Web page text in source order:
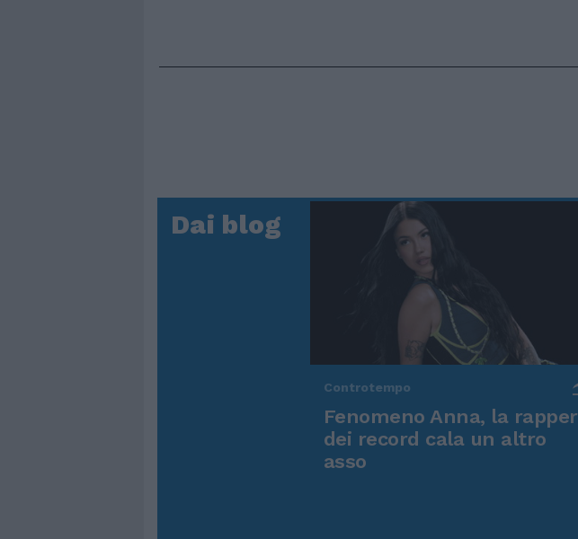
Dai blog
Controtempo
Fenomeno Anna, la rapper
dei record cala un altro
asso